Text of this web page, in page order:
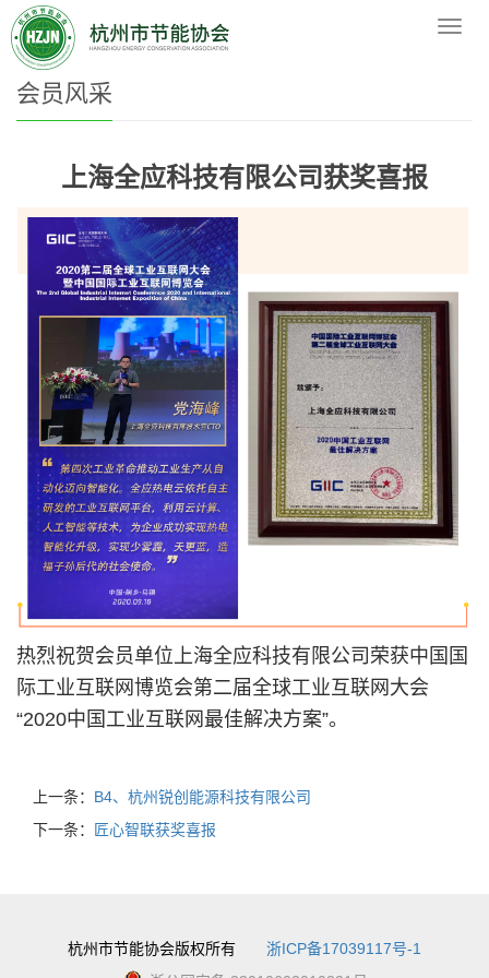
导
您的位置： 网站首页>会员风采
会员风采
上海全应科技有限公司获奖喜报
热烈祝贺会员单位上海全应科技有限公司荣获中国国
际工业互联网博览会第二届全球工业互联网大会
“2020中国工业互联网最佳解决方案”。
上一条： B4、杭州锐创能源科技有限公司
下一条：
匠心智联获奖喜报
杭州市节能协会版权所有
浙ICP备17039117号-1